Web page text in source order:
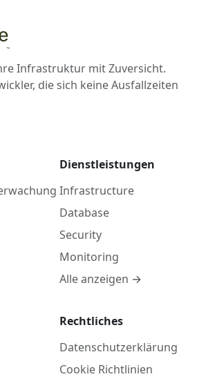
Infrastruktur mit Zuversicht.
die sich keine Ausfallzeiten
Dienstleistungen
Infrastructure
Database
Security
Monitoring
Alle anzeigen →
Rechtliches
Datenschutzerklärung
Cookie Richtlinien